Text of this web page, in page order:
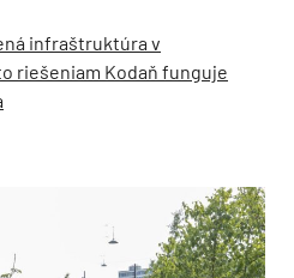
infraštruktúra v
riešeniam Kodaň funguje